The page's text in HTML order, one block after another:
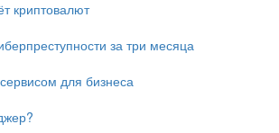
криптовалют
за три месяца
для бизнеса